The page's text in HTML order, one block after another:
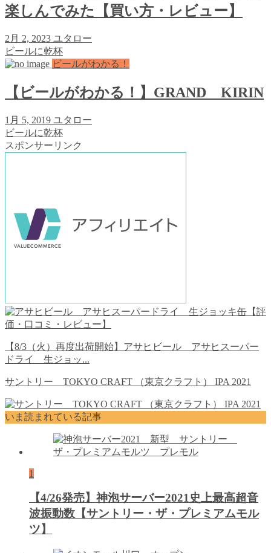
楽しんでみた【買い方・レビュー】
2月 2, 2023 ユタロー
ビールに乾杯
ビールがわかる！
【ビールがわかる！】GRAND KIRIN
1月 5, 2019 ユタロー
ビールに乾杯
スポンサーリンク
【8/3（火）再度出荷開始】アサヒビール アサヒスーパー
ドライ 生ジョッ...
サントリー TOKYO CRAFT （東京クラフト） IPA 2021
いま読まれている記事
1
【4/26発売】神泡サーバー2021史上最高超音
波振動数【サントリー・ザ・プレミアムモル
ツ】